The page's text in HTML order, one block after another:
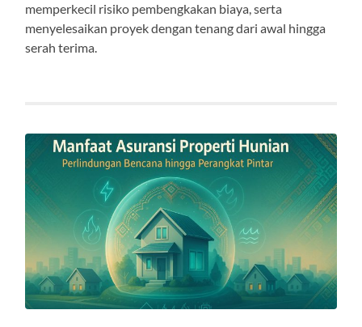
memperkecil risiko pembengkakan biaya, serta
menyelesaikan proyek dengan tenang dari awal hingga
serah terima.